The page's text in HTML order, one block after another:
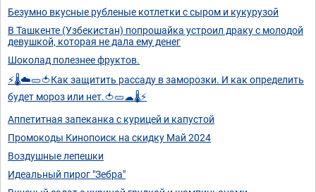
Безумно вкусные рубленые котлетки с сыром и кукурузой
В Ташкенте (Узбекистан) попрошайка устроил драку с молодой
девушкой, которая не дала ему денег
Шоколад полезнее фруктов.
⚡🌡☁🥒🍅Как защитить рассаду в заморозки. И как определить
будет мороз или нет.🍅🥒☁🌡⚡
Аппетитная запеканка с курицей и капустой
Промокоды Кинопоиск на скидку Май 2024
Воздушные лепешки
Идеальный пирог "Зебра"